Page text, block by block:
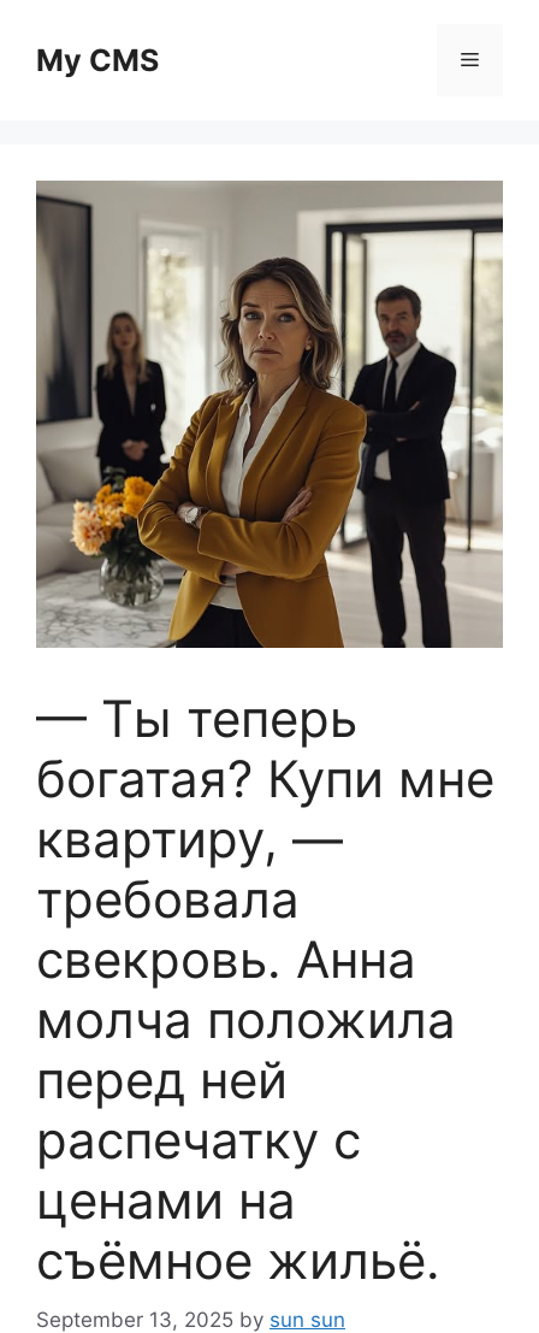
contentMy CMS Menu
— Ты теперь
богатая? Купи мне
квартиру, —
требовала
свекровь. Анна
молча положила
перед ней
распечатку с
ценами на
съёмное жильё.
September 13, 2025 by sun sun